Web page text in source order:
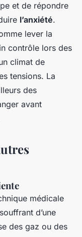
et de répondre
l’anxiété.
lever la
contrôle lors des
climat de
tensions. La
des
avant
médicale
d’une
des gaz ou des